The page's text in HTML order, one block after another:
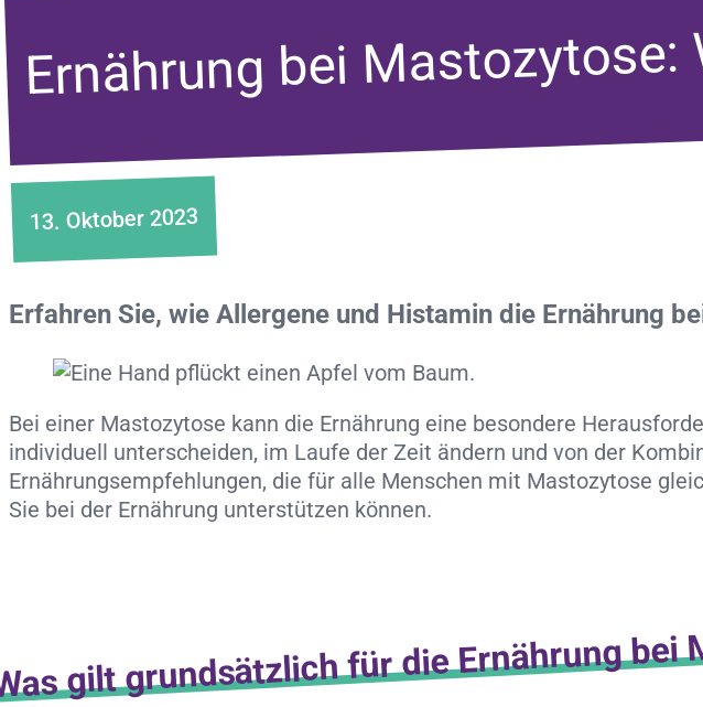
Ernährung bei
13. Oktober 2023
Erfahren Sie, wie Allergene und Histamin die Ernährung
Bei einer Mastozytose kann die Ernährung eine besondere
individuell unterscheiden, im Laufe der Zeit ändern und von der
Ernährungsempfehlungen, die für alle Menschen mit Mastozytose
Sie bei der Ernährung unterstützen können.
gilt grundsätzlich für die Ernährung bei